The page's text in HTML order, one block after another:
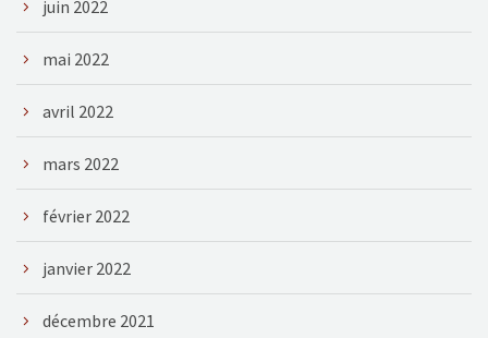
juin 2022
mai 2022
avril 2022
mars 2022
février 2022
janvier 2022
décembre 2021